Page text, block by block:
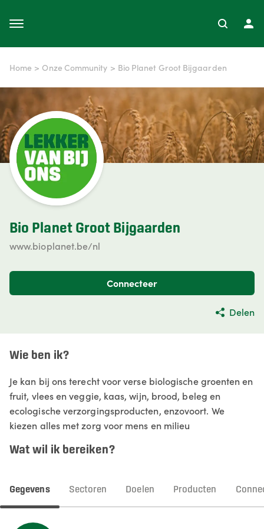
Home > Onze Community > Bio Planet Groot Bijgaarden
Bio Planet Groot Bijgaarden
www.bioplanet.be/nl
Connecteer
Delen
Wie ben ik?
Je kan bij ons terecht voor verse biologische groenten en
fruit, vlees en veggie, kaas, wijn, brood, beleg en
ecologische verzorgingsproducten, enzovoort. We
kiezen alles met zorg voor mens en milieu
Wat wil ik bereiken?
Gegevens Sectoren Doelen Producten